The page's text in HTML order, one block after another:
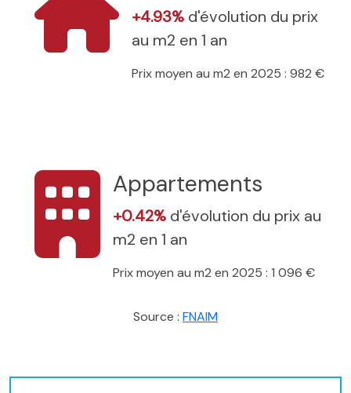
+4.93% d'évolution du prix
au m2 en 1 an
Prix moyen au m2 en 2025 : 982 €
Appartements
+0.42% d'évolution du prix au
m2 en 1 an
Prix moyen au m2 en 2025 : 1 096 €
Source : FNAIM